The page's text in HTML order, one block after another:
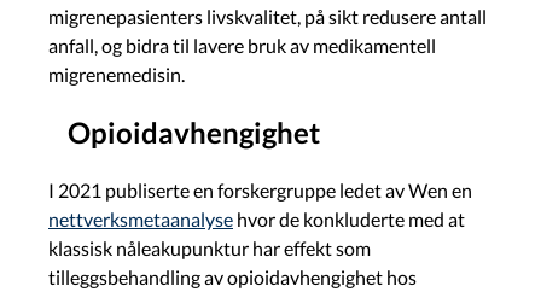
migrenepasienters livskvalitet, på sikt redusere antall
anfall, og bidra til lavere bruk av medikamentell
migrenemedisin.
Opioidavhengighet
I 2021 publiserte en forskergruppe ledet av Wen en
nettverksmetaanalyse hvor de konkluderte med at
klassisk nåleakupunktur har effekt som
tilleggsbehandling av opioidavhengighet hos